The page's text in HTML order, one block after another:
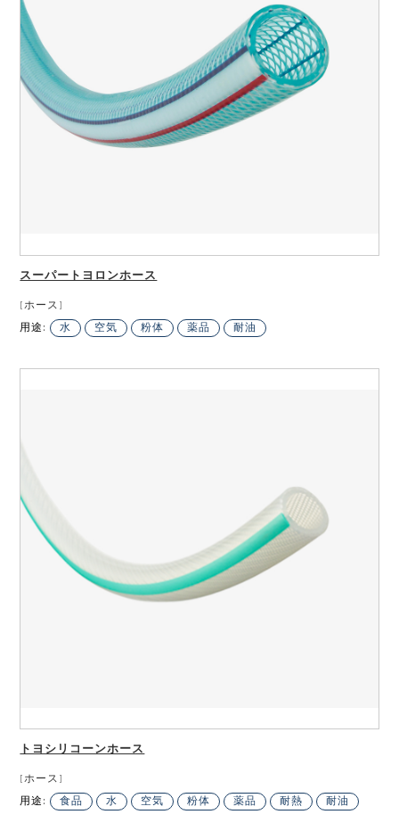
スーパートヨロンホース
[ホース]
用途:
水 空気 粉体 薬品 耐油
トヨシリコーンホース
[ホース]
用途:
食品 水 空気 粉体 薬品 耐熱 耐油